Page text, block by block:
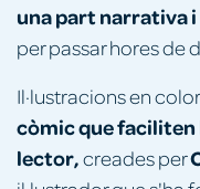
unapart narrativa i
per passar hores de
Il·lustracions en
còmic que faciliten
lector,creades per